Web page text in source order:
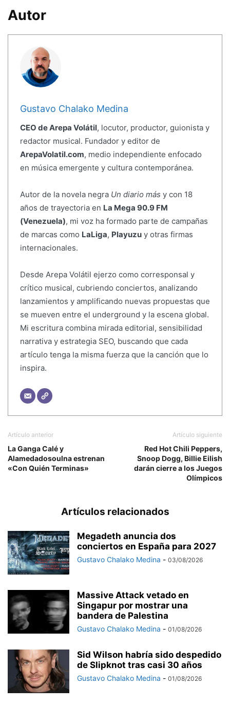
Autor
Gustavo Chalako Medina
CEO de Arepa Volátil, locutor, productor, guionista y
redactor musical. Fundador y editor de
ArepaVolatil.com, medio independiente enfocado
en música emergente y cultura contemporánea.
Autor de la novela negra Un diario más y con 18
años de trayectoria en La Mega 90.9 FM
(Venezuela), mi voz ha formado parte de campañas
de marcas como LaLiga, Playuzuy otras firmas
internacionales.
Desde Arepa Volátil ejerzo como corresponsal y
crítico musical, cubriendo conciertos, analizando
lanzamientos y amplificando nuevas propuestas que
se mueven entre el underground y la escena global.
Mi escritura combina mirada editorial, sensibilidad
narrativa y estrategia SEO, buscando que cada
artículo tenga la misma fuerza que la canción que lo
inspira.
Artículo anterior
La Ganga Calé y
Alamedadosoulna estrenan
«Con Quién Terminas»
Artículo siguiente
Red Hot Chili Peppers,
Snoop Dogg, Billie Eilish
darán cierre a los Juegos
Olímpicos
Artículos relacionados
Megadeth anuncia dos
conciertos en España para 2027
Gustavo Chalako Medina - 03/08/2026
Massive Attack vetado en
Singapur por mostrar una
bandera de Palestina
Gustavo Chalako Medina - 01/08/2026
Sid Wilson habría sido despedido
de Slipknot tras casi 30 años
Gustavo Chalako Medina - 01/08/2026